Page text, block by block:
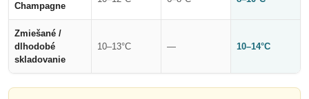
Champagne
Zmiešané /
dlhodobé
skladovanie
10–13°C — 10–14°C